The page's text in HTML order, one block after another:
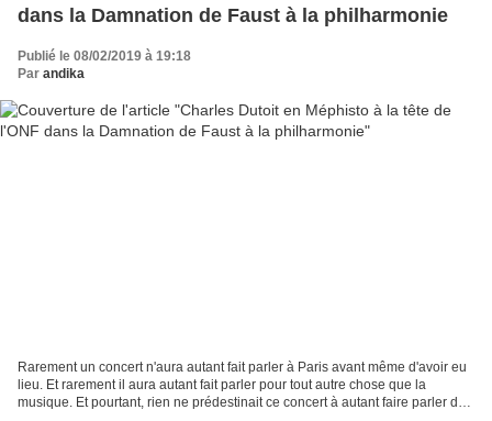
dans la Damnation de Faust à la philharmonie
Publié le 08/02/2019 à 19:18
Par andika
Rarement un concert n'aura autant fait parler à Paris avant même d'avoir eu
lieu. Et rarement il aura autant fait parler pour tout autre chose que la
musique. Et pourtant, rien ne prédestinait ce concert à autant faire parler de